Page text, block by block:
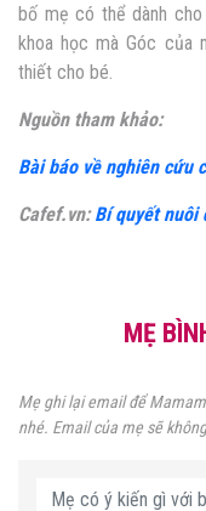
bố mẹ có thể dành
khoa học mà Góc của
thiết cho bé.
Nguồn tham khảo:
Bài báo về nghiên cứu
Cafef.vn:Bí quyết nuôi
MẸ
Mẹ ghi lại email để
nhé. Email của mẹ sẽ